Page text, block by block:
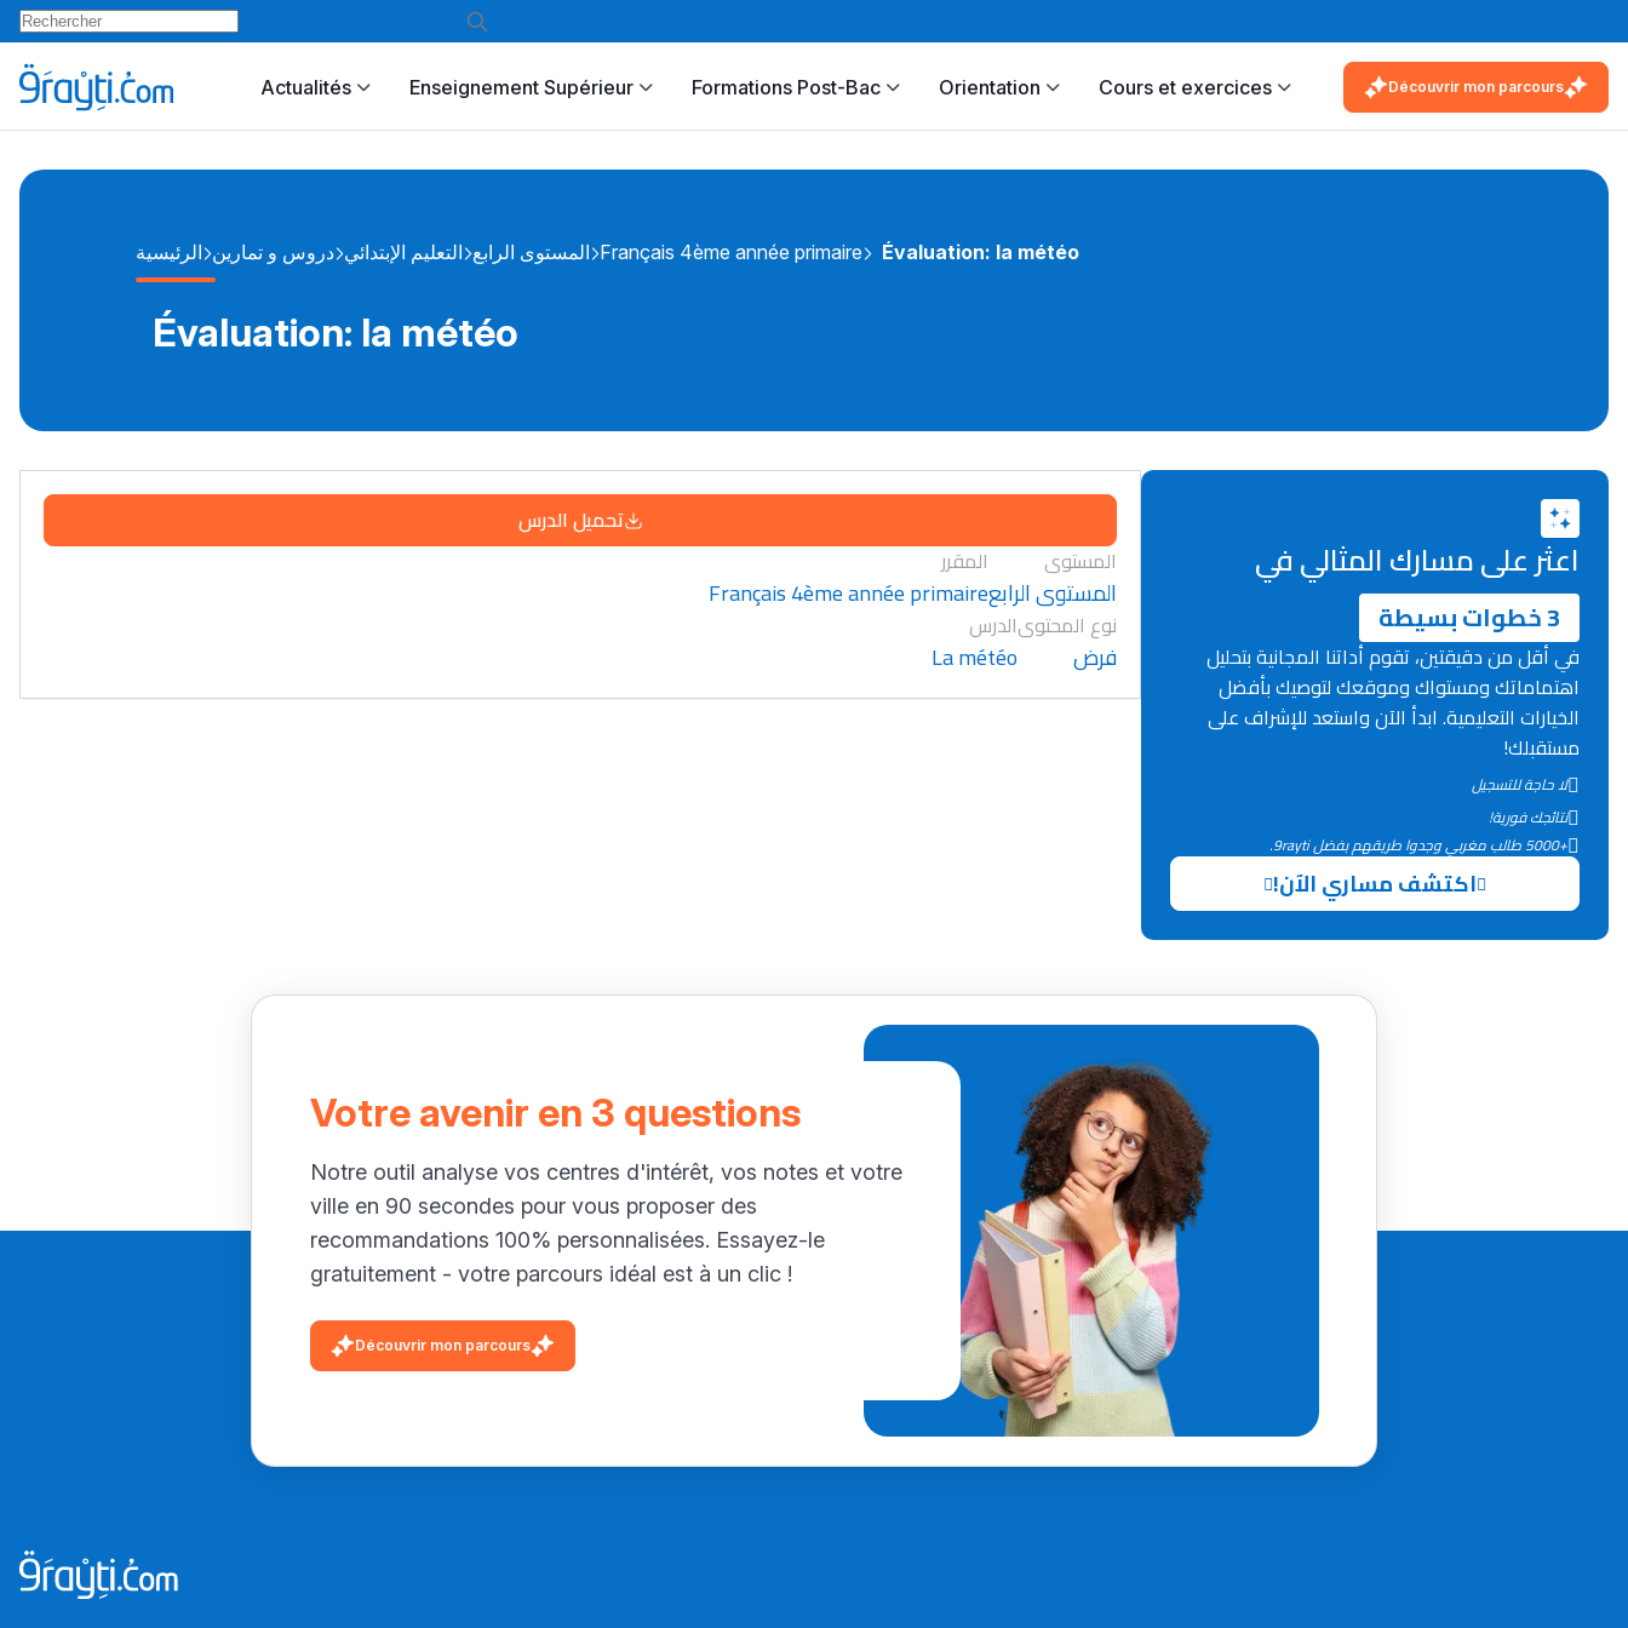
Actualités Enseignement Supérieur Formations Post-Bac Orientation Cours et exercices Découvrir mon parcours
الرئيسية دروس و تمارين التعليم الإبتدائي المستوى الرابع Français 4ème année primaire Évaluation: la météo
Évaluation: la météo
تحميل الدرس
المستوى
المستوى الرابع
المقرر
Français 4ème année primaire
نوع المحتوى
فرض
الدرس
La météo
اعثر على مسارك المثالي في
3 خطوات بسيطة
في أقل من دقيقتين، تقوم أداتنا المجانية بتحليل
اهتماماتك ومستواك وموقعك لتوصيك بأفضل
الخيارات التعليمية. ابدأ الآن واستعد للإشراف على
مستقبلك!
لا حاجة للتسجيل
نتائجك فورية!
+5000 طالب مغربي وجدوا طريقهم بفضل 9rayti.
اكتشف مساري الآن!
Votre avenir en 3 questions
Notre outil analyse vos centres d'intérêt, vos notes et votre
ville en 90 secondes pour vous proposer des
recommandations 100% personnalisées. Essayez-le
gratuitement - votre parcours idéal est à un clic !
Découvrir mon parcours